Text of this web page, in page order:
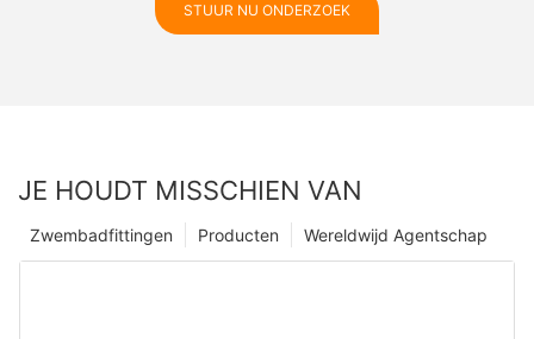
STUUR NU ONDERZOEK
JE HOUDT MISSCHIEN VAN
Wereldwijd Agentschap
Producten
Zwembadfittingen